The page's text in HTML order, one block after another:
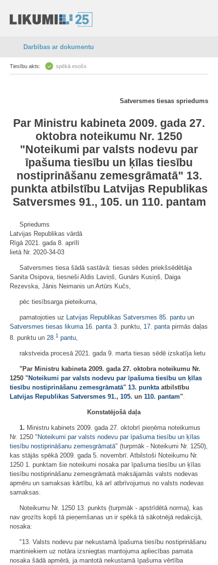
Darbības ar dokumentu
Tiesību akts: spēkā esošs
Satversmes tiesas spriedums
Par Ministru kabineta 2009. gada 27.
oktobra noteikumu Nr. 1250
"Noteikumi par valsts nodevu par
īpašuma tiesību un ķīlas tiesību
nostiprināšanu zemesgrāmatā" 13.
punktaatbilstību Latvijas Republikas
Satversmes 91., 105. un 110. pantam
Spriedums
Latvijas Republikas vārdā
Rīgā 2021. gada 8. aprīlī
lietā Nr. 2020‑34‑03
Satversmes tiesa šādā sastāvā: tiesas sēdes priekšsēdētāja
Sanita Osipova, tiesneši Aldis Laviņš, Gunārs Kusiņš, Daiga
Rezevska, Jānis Neimanis un Artūrs Kučs,
pēc tiesībsarga pieteikuma,
pamatojoties uz Latvijas Republikas Satversmes 85. pantu un
Satversmes tiesas likuma 16. panta3. punktu, 17. pantapirmās daļas
8. punktu un 28.1 pantu,
rakstveida procesā 2021. gada 9. marta tiesas sēdē izskatīja lietu
"Par Ministru kabineta 2009. gada 27. oktobra noteikumu Nr.
1250 "Noteikumi par valsts nodevu par īpašuma tiesību un ķīlas
tiesību nostiprināšanu zemesgrāmatā" 13. punktaatbilstību
Latvijas Republikas Satversmes 91., 105. un 110. pantam".
Konstatējošā daļa
1. Ministru kabinets 2009. gada 27. oktobrī pieņēma noteikumus
Nr. 1250 " Noteikumi par valsts nodevu par īpašuma tiesību un ķīlas
tiesību nostiprināšanu zemesgrāmatā" (turpmāk - Noteikumi Nr. 1250),
kas stājās spēkā 2009. gada 5. novembrī. Atbilstoši Noteikumu Nr.
1250 1. punktam šie noteikumi nosaka par īpašuma tiesību un ķīlas
tiesību nostiprināšanu zemesgrāmatā maksājamās valsts nodevas
apmēru un samaksas kārtību, kā arī atbrīvojumus no valsts nodevas
samaksas.
Noteikumu Nr. 1250 13. punkts (turpmāk - apstrīdētā norma), kas
nav grozīts kopš tā pieņemšanas un ir spēkā tā sākotnējā redakcijā,
nosaka:
"13. Valsts nodevu par nekustamā īpašuma tiesību nostiprināšanu
mantiniekiem uz notāra izsniegtas mantojuma apliecības pamata
nosaka šādā apmērā, ja mantotā nekustamā īpašuma vērtība